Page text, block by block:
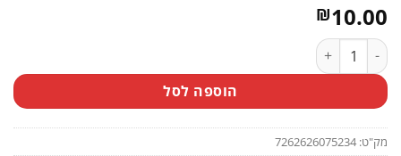
₪10.00
כמות של ''אוזניים ענקיות'' בשקית PVC
הוספה לסל
מק"ט:7262626075234